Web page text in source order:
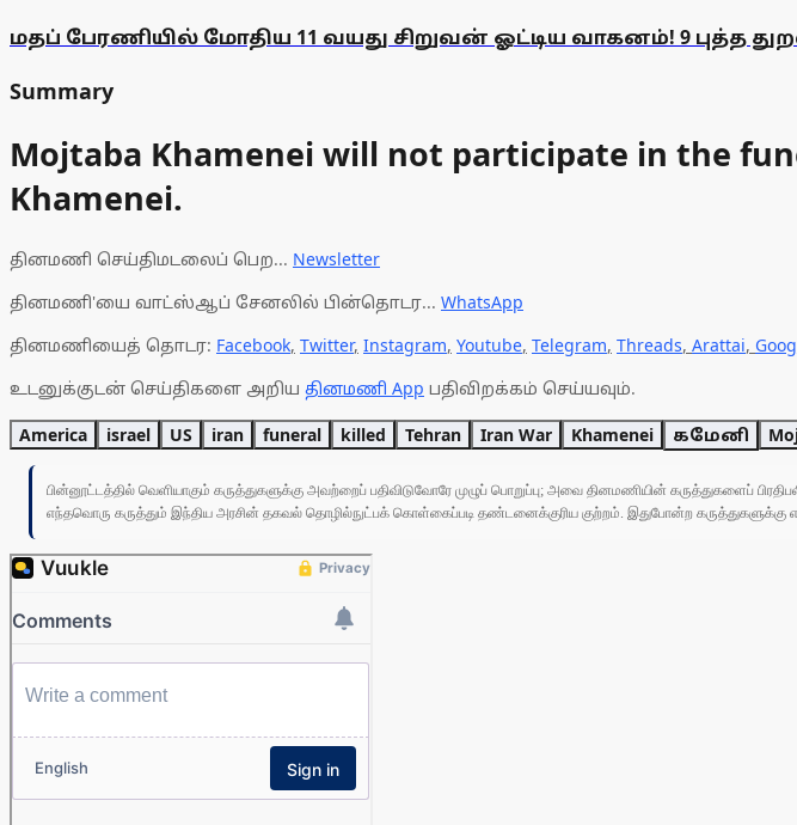
மதப் பேரணியில் மோதிய 11 வயது சிறுவன் ஓட்டிய வாகனம்! 9 புத்த
Summary
Mojtaba Khamenei will not participate in the
Khamenei.
தினமணி செய்திமடலைப் பெற... Newsletter
தினமணி'யை வாட்ஸ்ஆப் சேனலில் பின்தொடர... WhatsApp
தினமணியைத் தொடர: Facebook, Twitter, Instagram, Youtube, Telegram, Threads, Arattai,
உடனுக்குடன் செய்திகளை அறிய தினமணி App பதிவிறக்கம் செய்யவும்.
America israel US iran funeral killed Tehran Iran War Khamenei கமேனி
பின்னூட்டத்தில் வெளியாகும் கருத்துகளுக்கு அவற்றைப் பதிவிடுவோரே முழுப் பொறுப்பு; அவை தினமணியின் கருத்துகளைப்
எந்தவொரு கருத்தும் இந்திய அரசின் தகவல் தொழில்நுட்பக் கொள்கைப்படி தண்டனைக்குரிய குற்றம். இதுபோன்ற கருத்துகளுக்கு